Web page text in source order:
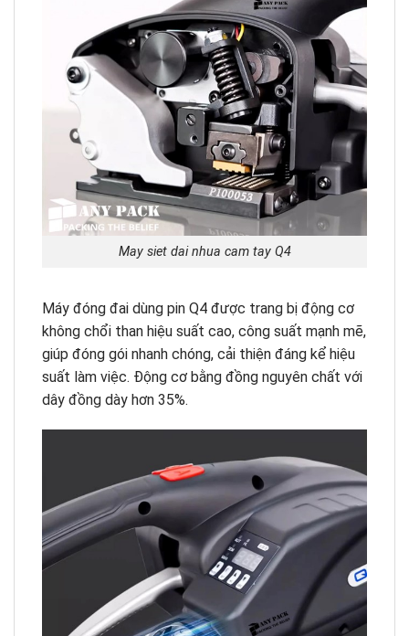
May siet dai nhua cam tay Q4
Máy đóng đai dùng pin Q4 được trang bị động cơ
không chổi than hiệu suất cao, công suất mạnh mẽ,
giúp đóng gói nhanh chóng, cải thiện đáng kể hiệu
suất làm việc. Động cơ bằng đồng nguyên chất với
dây đồng dày hơn 35%.